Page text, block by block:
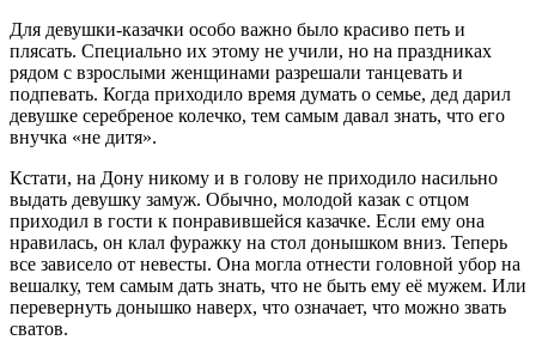
Для девушки-казачки особо важно было красиво петь и
плясать. Специально их этому не учили, но на праздниках
рядом с взрослыми женщинами разрешали танцевать и
подпевать. Когда приходило время думать о семье, дед дарил
девушке серебреное колечко, тем самым давал знать, что его
внучка «не дитя».
Кстати, на Дону никому и в голову не приходило насильно
выдать девушку замуж. Обычно, молодой казак с отцом
приходил в гости к понравившейся казачке. Если ему она
нравилась, он клал фуражку на стол донышком вниз. Теперь
все зависело от невесты. Она могла отнести головной убор на
вешалку, тем самым дать знать, что не быть ему её мужем. Или
перевернуть донышко наверх, что означает, что можно звать
сватов.